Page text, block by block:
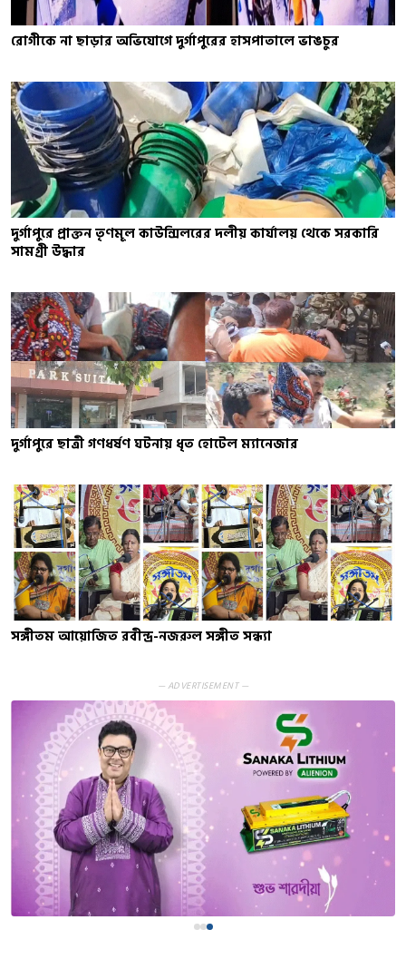
রোগীকে না ছাড়ার অভিযোগে দুর্গাপুরের হাসপাতালে ভাঙচুর
দুর্গাপুরে প্রাক্তন তৃণমূল কাউন্সিলরের দলীয় কার্যালয় থেকে সরকারি
সামগ্রী উদ্ধার
দুর্গাপুরে ছাত্রী গণধর্ষণ ঘটনায় ধৃত হোটেল ম্যানেজার
সঙ্গীতম আয়োজিত রবীন্দ্র-নজরুল সঙ্গীত সন্ধ্যা
— ADVERTISEMENT —